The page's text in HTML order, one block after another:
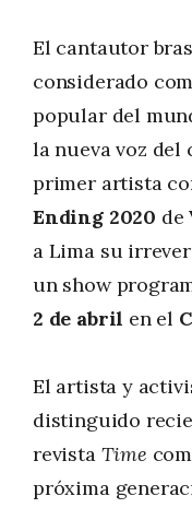
El cantautor
considerado
popular del
la nueva voz del
primer artista
Ending 2020 de
a Lima su
un show
2 de abril en el
El artista y
distinguido
revista Time
próxima